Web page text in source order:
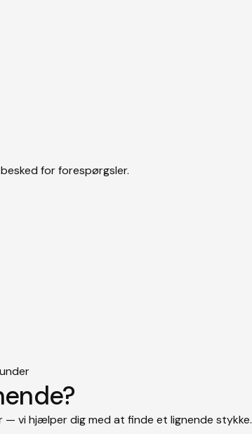
for forespørgsler.
vi hjælper dig med at finde et lignende stykke.